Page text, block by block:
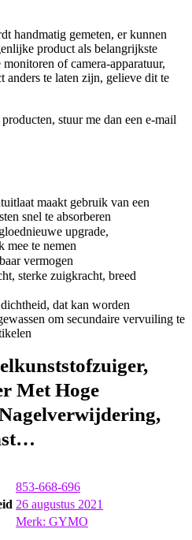
handmatig gemeten, er kunnen
product als belangrijkste
of camera-apparatuur,
anders te laten zijn, gelieve dit te
stuur me dan een e-mail
maakt gebruik van een
snel te absorberen
upgrade,
mee te nemen
vermogen
sterke zuigkracht, breed
dat kan worden
om secundaire vervuiling te
Met Hoge
853-668-696
26 augustus 2021
Merk: GYMO